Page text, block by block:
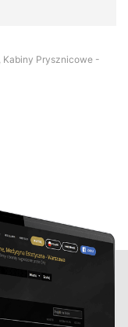
Kabiny Prysznicowe -